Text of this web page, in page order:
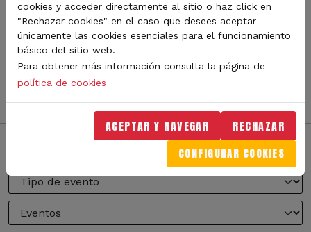
Sigue de cerca todas las novedades de MotorLand
Aragón. Aquí encontrarás noticias sobre eventos,
competiciones, pilotos, novedades del circuito y
mucho más. Filtra por categoría o tipo de contenido y
no te pierdas nada del mundo del motor.
cookies y acceder directamente al sitio o haz click en
"Rechazar cookies" en el caso que desees aceptar
únicamente las cookies esenciales para el funcionamiento
básico del sitio web.
Para obtener más información consulta la página de
política de cookies
ACEPTAR Y NAVEGAR RECHAZAR
CONFIGURAR COOKIES